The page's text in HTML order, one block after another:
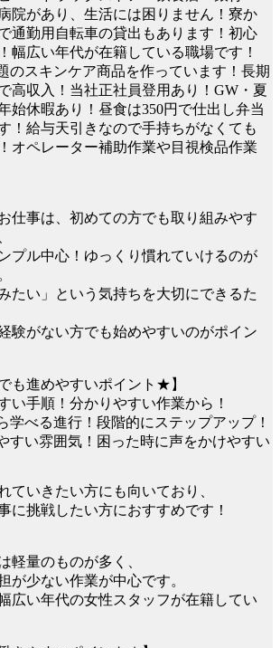
院があり、生活には困りません！寮か
通勤用自転車の貸出もあります！初心
幅広い年代が在籍している職場です！
のスキンケア商品を作っています！長期
高収入！当社正社員登用あり！GW・夏
始休暇あり！昼食は350円で仕出し弁当
！給与天引きなので手持ちがなくても
オペレーター補助作業や目視検品作業
仕事は、初めての方でも取り組みやす
プル中心！ゆっくり慣れていけるのが
たい」という気持ちを大切にできるた
験がない方でも始めやすいのがポイン
も進めやすいポイント★】
い手順！分かりやすい作業から！
学べる進行！段階的にステップアップ！
すい雰囲気！困った時に声をかけやすい
ていきたい方にも向いており、
に挑戦したい方におすすめです！
軽量のものが多く、
が少ない作業が中心です。
広い年代の女性スタッフが在籍してい